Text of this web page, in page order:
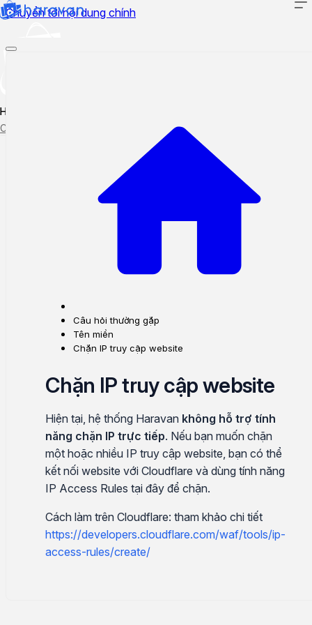
Chuyển tới nội dung chính
Hướng dẫn sử dụng
Cập nhật tính năng mới
Theo dõi ticket
Câu hỏi thường gặp
Tên miền
Chặn IP truy cập website
Chặn IP truy cập website
Hiện tại, hệ thống Haravan không hỗ trợ tính
năng chặn IP trực tiếp. Nếu bạn muốn chặn
một hoặc nhiều IP truy cập website, bạn có thể
kết nối website với Cloudflare và dùng tính năng
IP Access Rules tại đây để chặn.
Cách làm trên Cloudflare: tham khảo chi tiết
https://developers.cloudflare.com/waf/tools/ip-
access-rules/create/